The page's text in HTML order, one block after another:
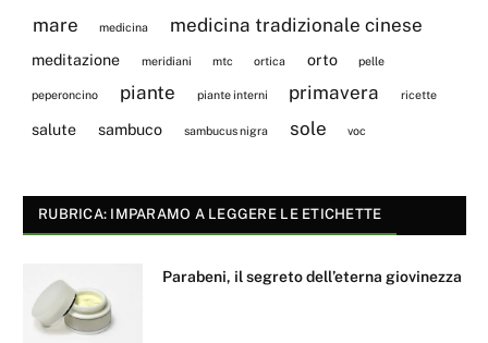
mare medicina medicina tradizionale cinese
meditazione meridiani mtc ortica orto pelle
peperoncino piante piante interni primavera ricette
salute sambuco sambucus nigra sole voc
RUBRICA: IMPARAMO A LEGGERE LE ETICHETTE
Parabeni, il segreto dell’eterna giovinezza